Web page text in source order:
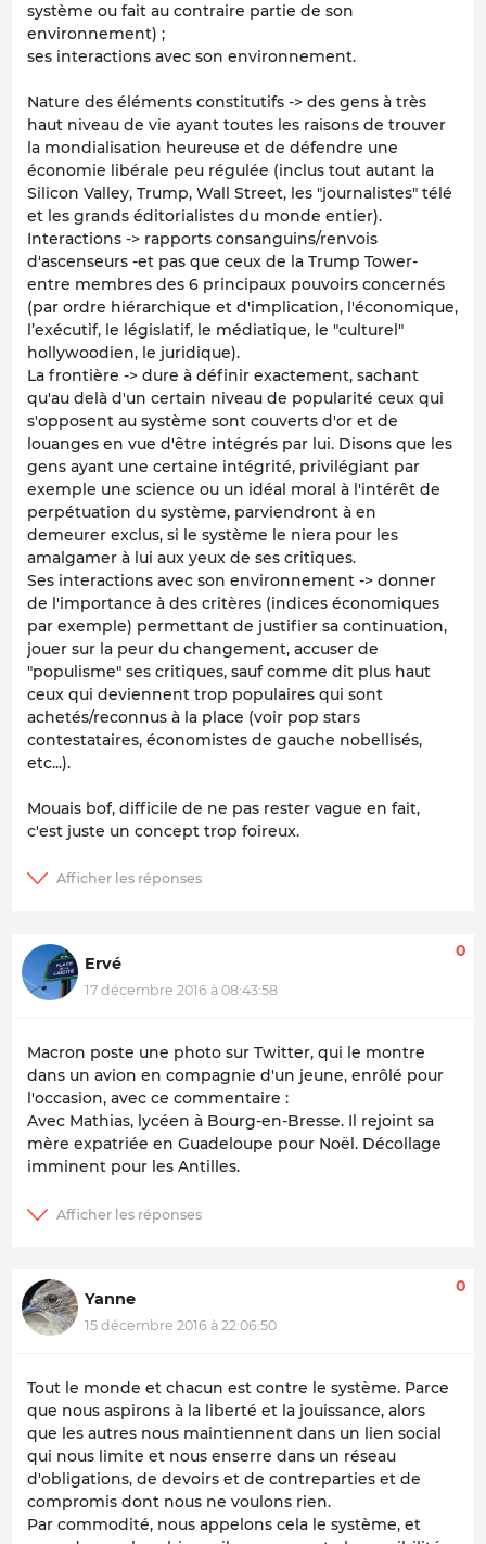
système ou fait au contraire partie de son
environnement) ;
ses interactions avec son environnement.
Nature des éléments constitutifs -> des gens à très
haut niveau de vie ayant toutes les raisons de trouver
la mondialisation heureuse et de défendre une
économie libérale peu régulée (inclus tout autant la
Silicon Valley, Trump, Wall Street, les "journalistes" télé
et les grands éditorialistes du monde entier).
Interactions -> rapports consanguins/renvois
d'ascenseurs -et pas que ceux de la Trump Tower-
entre membres des 6 principaux pouvoirs concernés
(par ordre hiérarchique et d'implication, l'économique,
l’exécutif, le législatif, le médiatique, le "culturel"
hollywoodien, le juridique).
La frontière -> dure à définir exactement, sachant
qu'au delà d'un certain niveau de popularité ceux qui
s'opposent au système sont couverts d'or et de
louanges en vue d'être intégrés par lui. Disons que les
gens ayant une certaine intégrité, privilégiant par
exemple une science ou un idéal moral à l'intérêt de
perpétuation du système, parviendront à en
demeurer exclus, si le système le niera pour les
amalgamer à lui aux yeux de ses critiques.
Ses interactions avec son environnement -> donner
de l'importance à des critères (indices économiques
par exemple) permettant de justifier sa continuation,
jouer sur la peur du changement, accuser de
"populisme" ses critiques, sauf comme dit plus haut
ceux qui deviennent trop populaires qui sont
achetés/reconnus à la place (voir pop stars
contestataires, économistes de gauche nobellisés,
etc...).
Mouais bof, difficile de ne pas rester vague en fait,
c'est juste un concept trop foireux.
Ervé
17 décembre 2016 à 08:43:58
0
Macron poste une photo sur Twitter, qui le montre
dans un avion en compagnie d'un jeune, enrôlé pour
l'occasion, avec ce commentaire :
Avec Mathias, lycéen à Bourg-en-Bresse. Il rejoint sa
mère expatriée en Guadeloupe pour Noël. Décollage
imminent pour les Antilles.
Yanne
15 décembre 2016 à 22:06:50
0
Tout le monde et chacun est contre le système. Parce
que nous aspirons à la liberté et la jouissance, alors
que les autres nous maintiennent dans un lien social
qui nous limite et nous enserre dans un réseau
d'obligations, de devoirs et de contreparties et de
compromis dont nous ne voulons rien.
Par commodité, nous appelons cela le système, et